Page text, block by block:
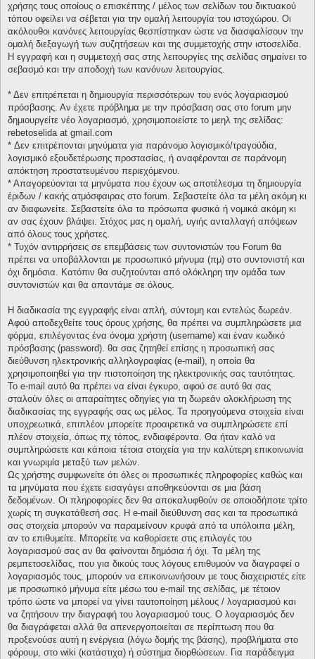
χρήσης τους οποίους ο επισκέπτης / μέλος των σελίδων του δικτυακού
τόπου οφείλει να σέβεται για την ομαλή λειτουργία του ιστοχώρου. Οι
ακόλουθοι κανόνες λειτουργίας θεσπίστηκαν ώστε να διασφαλίσουν την
ομαλή διεξαγωγή των συζητήσεων και της συμμετοχής στην ιστοσελίδα.
Η εγγραφή και η συμμετοχή σας στης λειτουργίες της σελίδας σημαίνει το
σεβασμό και την αποδοχή των κανόνων λειτουργίας.
* Δεν επιτρέπεται η δημιουργία περισσότερων του ενός λογαριασμού
πρόσβασης. Αν έχετε πρόβλημα με την πρόσβαση σας στο forum μην
δημιουργείτε νέο λογαριασμό, χρησιμοποιείστε το μεηλ της σελίδας:
rebetoselida at gmail.com
* Δεν επιτρέπονται μηνύματα για παράνομο λογισμικό/τραγούδια,
λογισμικό εξουδετέρωσης προστασίας, ή αναφέρονται σε παράνομη
απόκτηση προστατευμένου περιεχόμενου.
* Απαγορεύονται τα μηνύματα που έχουν ως αποτέλεσμα τη δημιουργία
έριδων / κακής ατμόσφαιρας στο forum. Σεβαστείτε όλα τα μέλη ακόμη κι
αν διαφωνείτε. Σεβαστείτε όλα τα πρόσωπα φυσικά ή νομικά ακόμη κι
αν σας έχουν βλάψει. Στόχος μας η ομαλή, υγιής ανταλλαγή απόψεων
από όλους τους χρήστες.
* Τυχόν αντιρρήσεις σε επεμβάσεις των συντονιστών του Forum θα
πρέπει να υποβάλλονται με προσωπικό μήνυμα (πμ) στο συντονιστή και
όχι δημόσια. Κατόπιν θα συζητούνται από ολόκληρη την ομάδα των
συντονιστών και θα απαντάμε σε όλους.
Η διαδικασία της εγγραφής είναι απλή, σύντομη και εντελώς δωρεάν.
Αφού αποδεχθείτε τους όρους χρήσης, θα πρέπει να συμπληρώσετε μια
φόρμα, επιλέγοντας ένα όνομα χρήστη (username) και έναν κωδικό
πρόσβασης (password). θα σας ζητηθεί επίσης η προσωπική σας
διεύθυνση ηλεκτρονικής αλληλογραφίας (e-mail), η οποία θα
χρησιμοποιηθεί για την πιστοποίηση της ηλεκτρονικής σας ταυτότητας.
Το e-mail αυτό θα πρέπει να είναι έγκυρο, αφού σε αυτό θα σας
σταλούν όλες οι απαραίτητες οδηγίες για τη δωρεάν ολοκλήρωση της
διαδικασίας της εγγραφής σας ως μέλος. Τα προηγούμενα στοιχεία είναι
υποχρεωτικά, επιπλέον μπορείτε προαιρετικά να συμπληρώσετε επί
πλέον στοιχεία, όπως πχ τόπος, ενδιαφέροντα. Θα ήταν καλό να
συμπληρώσετε και κάποια τέτοια στοιχεία για την καλύτερη επικοινωνία
και γνωριμία μεταξύ των μελών.
Ως χρήστης συμφωνείτε ότι όλες οι προσωπικές πληροφορίες καθώς και
τα μηνύματα που έχετε εισαγάγει αποθηκεύονται σε μια βάση
δεδομένων. Οι πληροφορίες δεν θα αποκαλυφθούν σε οποιοδήποτε τρίτο
χωρίς τη συγκατάθεσή σας. Η e-mail διεύθυνση σας και τα προσωπικά
σας στοιχεία μπορούν να παραμείνουν κρυφά από τα υπόλοιπα μέλη,
αν το επιθυμείτε. Μπορείτε να καθορίσετε στις επιλογές του
λογαριασμού σας αν θα φαίνονται δημόσια ή όχι. Τα μέλη της
ρεμπετοσελίδας, που για δικούς τους λόγους επιθυμούν να διαγραφεί ο
λογαριασμός τους, μπορούν να επικοινωνήσουν με τους διαχειριστές είτε
με προσωπικό μήνυμα είτε μέσω του e-mail της σελίδας, με τέτοιον
τρόπο ώστε να μπορεί να γίνει ταυτοποίηση μέλους / λογαριασμού και
να ζητήσουν την διαγραφή του λογαριασμού τους. Ο λογαριασμός δεν
θα διαγράφεται αλλά θα απενεργοποιείται σε περίπτωση που θα
προξενούσε αυτή η ενέργεια (λόγω δομής της βάσης), προβλήματα στο
φόρουμ, στο wiki (κατάστιχα) ή σύστημα διορθώσεων. Για παράδειγμα